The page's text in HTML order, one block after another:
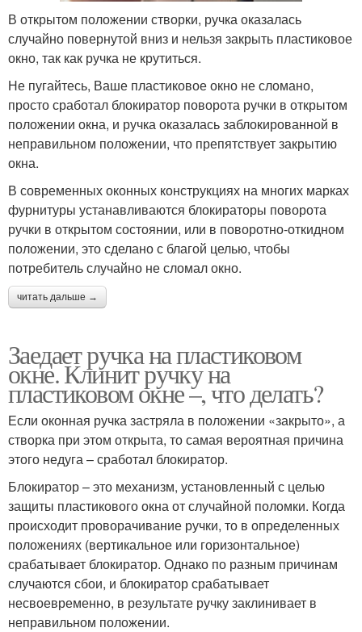
В открытом положении створки, ручка оказалась
случайно повернутой вниз и нельзя закрыть пластиковое
окно, так как ручка не крутиться.
Не пугайтесь, Ваше пластиковое окно не сломано,
просто сработал блокиратор поворота ручки в открытом
положении окна, и ручка оказалась заблокированной в
неправильном положении, что препятствует закрытию
окна.
В современных оконных конструкциях на многих марках
фурнитуры устанавливаются блокираторы поворота
ручки в открытом состоянии, или в поворотно-откидном
положении, это сделано с благой целью, чтобы
потребитель случайно не сломал окно.
читать дальше →
Заедает ручка на пластиковом
окне. Клинит ручку на
пластиковом окне –, что делать?
Если оконная ручка застряла в положении «закрыто», а
створка при этом открыта, то самая вероятная причина
этого недуга – сработал блокиратор.
Блокиратор – это механизм, установленный с целью
защиты пластикового окна от случайной поломки. Когда
происходит проворачивание ручки, то в определенных
положениях (вертикальное или горизонтальное)
срабатывает блокиратор. Однако по разным причинам
случаются сбои, и блокиратор срабатывает
несвоевременно, в результате ручку заклинивает в
неправильном положении.